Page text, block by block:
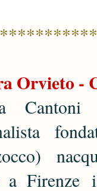
Orvieto -
a Firenze